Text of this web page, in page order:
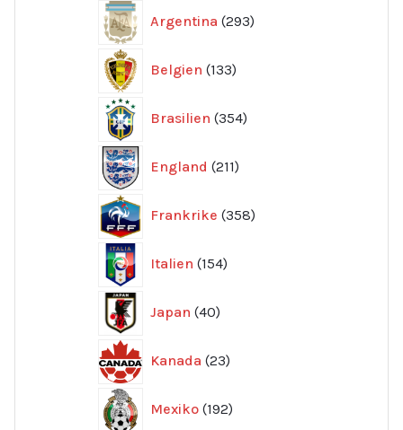
Argentina 293
produkter
Belgien 133
produkter
Brasilien 354
produkter
England 211
produkter
Frankrike 358
produkter
Italien 154
produkter
Japan 40
produkter
Kanada 23
produkter
Mexiko 192
produkter